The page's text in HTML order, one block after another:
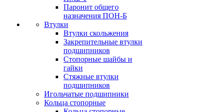
Паронит общего
назначения ПОН-Б
Втулки
Втулки скольжения
Закрепительные втулки
подшипников
Стопорные шайбы и
гайки
Стяжные втулки
подшипников
Игольчатые подшипники
Кольца стопорные